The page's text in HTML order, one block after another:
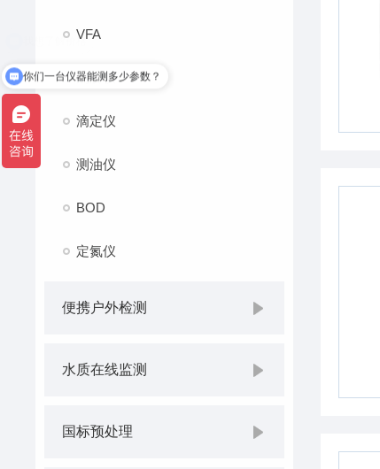
VFA
消解仪
滴定仪
测油仪
BOD
定氮仪
便携户外检测
水质在线监测
国标预处理
你们一台仪器能测多少参数？